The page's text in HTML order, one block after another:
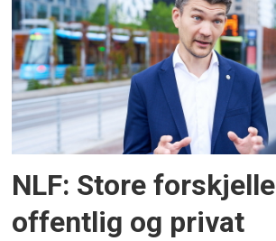
NLF: Store
offentlig og privat